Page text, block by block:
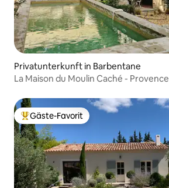
Privatunterkunft in Barbentane
La Maison du Moulin Caché - Provence
Beliebter Gäste-Favorit.
Gäste-Favorit